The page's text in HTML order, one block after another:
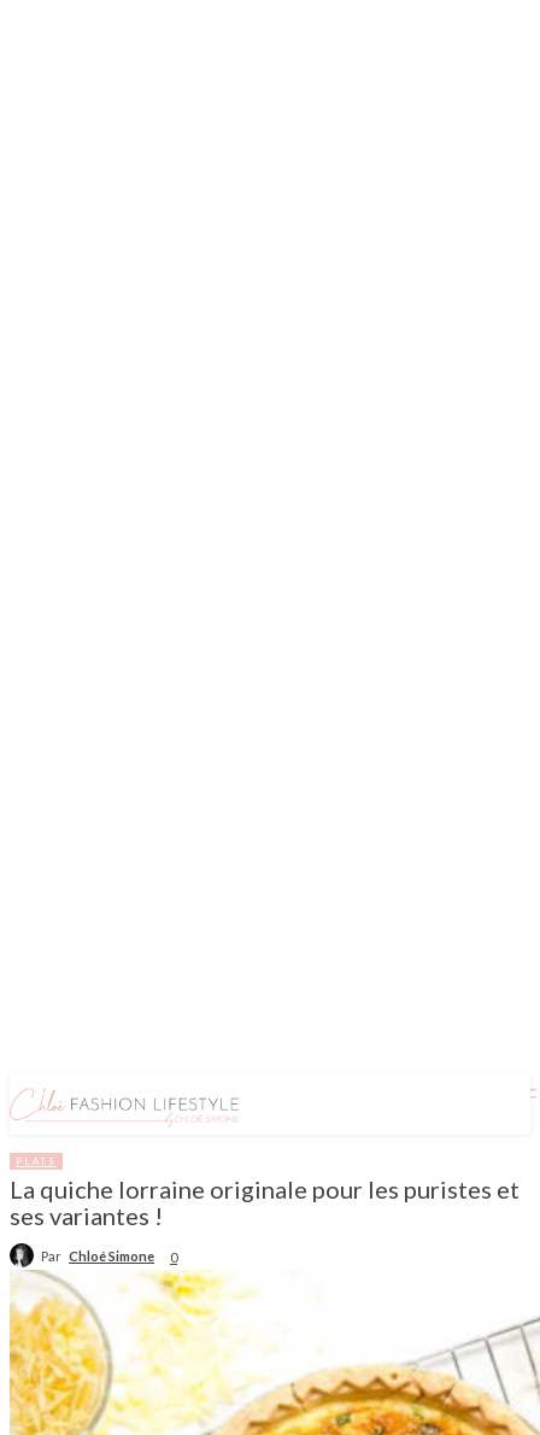
PLATS
La quiche lorraine originale pour les puristes et
ses variantes !
Par Chloé Simone 0